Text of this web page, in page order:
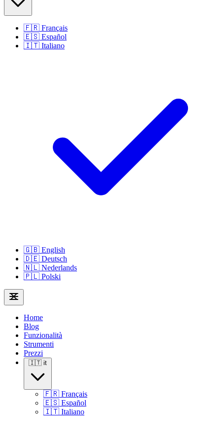
🇫🇷 Français
🇪🇸 Español
🇮🇹 Italiano
🇬🇧 English
🇩🇪 Deutsch
🇳🇱 Nederlands
🇵🇱 Polski
Home
Blog
Funzionalità
Strumenti
Prezzi
🇮🇹 it
🇫🇷 Français
🇪🇸 Español
🇮🇹 Italiano